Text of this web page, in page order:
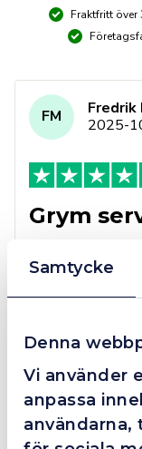
Samtycke
Denna
Vi använder
anpassa
Fraktfritt över
4.4
FM
Fredrik
2025-
Grym
Trots en billigare